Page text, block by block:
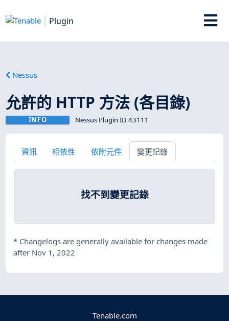
Plugin
Nessus
允許的 HTTP 方法 (各目錄)
INFO Nessus Plugin ID 43111
資訊 相依性 依附元件 變更記錄
找不到變更記錄
* Changelogs are generally available for changes made
after Nov 1, 2022
Tenable.com